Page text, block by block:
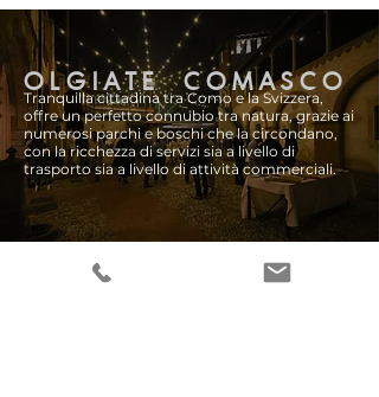
O L G I A T E C O M A S C O
Tranquilla cittadina tra Como e la Svizzera,
offre un perfetto connubio tra natura, grazie ai
numerosi parchi e boschi che la circondano,
con la ricchezza di servizi sia a livello di
trasporto sia a livello di attività commerciali.